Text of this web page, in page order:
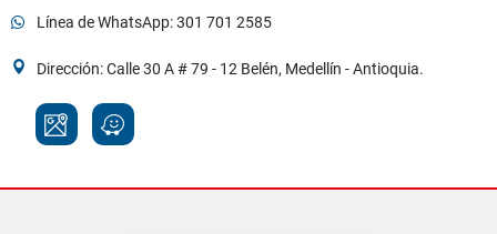
Línea de WhatsApp: 301 701 2585
Dirección: Calle 30 A # 79 - 12 Belén, Medellín - Antioquia.